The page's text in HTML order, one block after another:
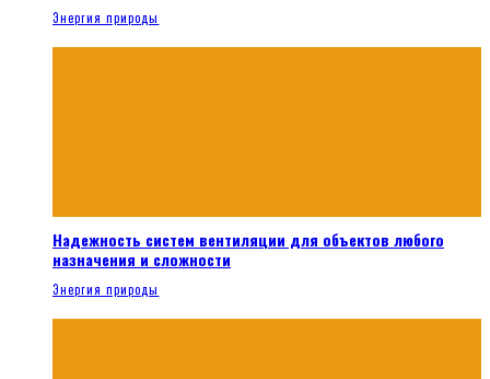
Энергия природы
Надежность систем вентиляции для объектов любого
назначения и сложности
Энергия природы